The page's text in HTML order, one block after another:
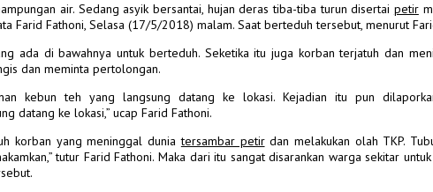
air. Sedang asyik bersantai, hujan deras tiba-tiba turun disertai petir
Farid Fathoni, Selasa (17/5/2018) malam. Saat berteduh tersebut, menurut
ada di bawahnya untuk berteduh. Seketika itu juga korban terjatuh dan
dan meminta pertolongan.
kebun teh yang langsung datang ke lokasi. Kejadian itu pun
datang ke lokasi,” ucap Farid Fathoni.
korban yang meninggal duniatersambar petirdan melakukan olah TKP.
tutur Farid Fathoni. Maka dari itu sangat disarankan warga sekitar